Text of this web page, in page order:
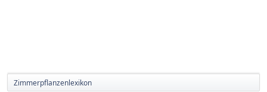
Zimmerpflanzenlexikon